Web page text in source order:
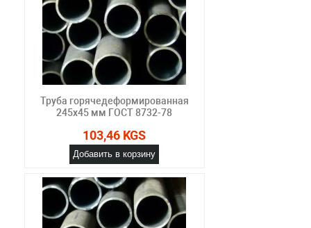
Труба горячедеформированная
245х45 мм ГОСТ 8732-78
103,46 KGS
Добавить в корзину